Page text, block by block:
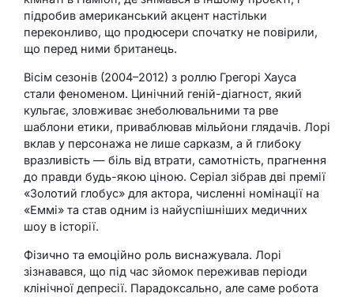
підробив американський акцент настільки
переконливо, що продюсери спочатку не повірили,
що перед ними британець.
Вісім сезонів (2004–2012) з роллю Грегорі Хауса
стали феноменом. Цинічний геній-діагност, який
кульгає, зловживає знеболювальними та рве
шаблони етики, приваблював мільйони глядачів. Лорі
вклав у персонажа не лише сарказм, а й глибоку
вразливість — біль від втрати, самотність, прагнення
до правди будь-якою ціною. Серіал зібрав дві премії
«Золотий глобус» для актора, численні номінації на
«Еммі» та став одним із найуспішніших медичних
шоу в історії.
Фізично та емоційно роль виснажувала. Лорі
зізнавався, що під час зйомок переживав періоди
клінічної депресії. Парадоксально, але саме робота